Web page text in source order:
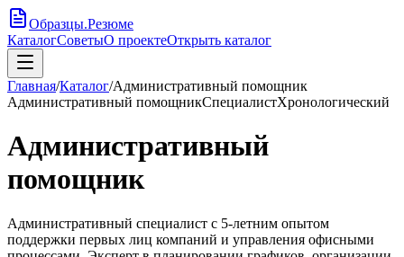
Образцы.Резюме
КаталогСоветыО проектеОткрыть каталог
Главная/Каталог/Административный помощник
Административный помощникСпециалистХронологический
Административный
помощник
Административный специалист с 5-летним опытом
поддержки первых лиц компаний и управления офисными